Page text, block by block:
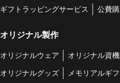
ギフトラッピングサービス 公費
オリジナル製作
オリジナルウェア オリジナル資
オリジナルグッズ メモリアルギフ